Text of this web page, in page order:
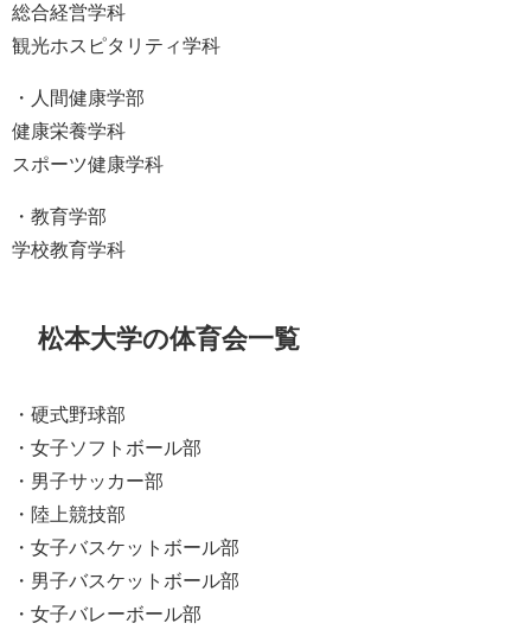
総合経営学科
観光ホスピタリティ学科
・人間健康学部
健康栄養学科
スポーツ健康学科
・教育学部
学校教育学科
松本大学の体育会一覧
・硬式野球部
・女子ソフトボール部
・男子サッカー部
・陸上競技部
・女子バスケットボール部
・男子バスケットボール部
・女子バレーボール部